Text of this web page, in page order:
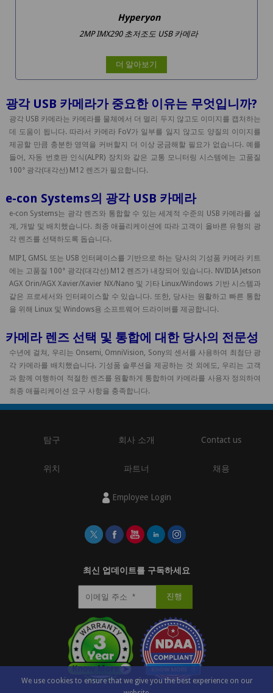
Hyperyon
2MP IMX290 초저조도 USB 카메라
더 알아보기
광각 USB 카메라가 중요한 이유는 무엇입니까?
광각 USB 카메라는 카메라를 물체에서 더 멀리 두지 않고도 이미지를 캡처하는
데 도움이 됩니다. 따라서 카메라 FoV가 일부를 잃지 않고도 양질의 이미지를
제공할 만큼 충분한 영역을 커버할지 더 이상 궁금해할 필요가 없습니다. 예를
들어, 자동 번호판 인식(ALPR) 장치와 같은 교통 모니터링 시스템에는 고품질
100° 광각(대각선) M12 렌즈가 필요합니다.
e-con Systems의 광각 USB 카메라
e-con Systems는 광각 렌즈와 통합할 수 있는 세계적 수준의 USB 카메라를 설
계, 개발 및 배치했습니다. 최종 애플리케이션에 따라 고객이 올바른 유형의 광
각 렌즈를 선택하도록 돕습니다.
MIPI, GMSL 또는 USB 인터페이스를 기반으로 하는 당사의 기성품 카메라 키트
에는 고품질 100° 광각(대각선) M12 렌즈가 내장되어 있습니다. NVIDIA Jetson
AGX Orin/AGX Xavier/Xavier NX/Nano 및 기타 Linux/Windows 기반 시스템과
같은 프로세서와 인터페이스할 수 있습니다. 또한, 당사는 원활하고 빠른 통합
을 위해 Linux 및 Windows용 소프트웨어 드라이버를 제공합니다.
카메라 렌즈 선택 및 통합에 대한 당사의 전문성
수년에 걸쳐, 우리는 Onsemi, OmniVision, Sony의 센서를 사용하여 최첨단 광
각 카메라를 배치했습니다. 기성품 솔루션을 제공하는 것 외에도, 우리는 고객
과 함께 여행하여 적절한 렌즈를 원활하게 통합하여 카메라를 사용자 정의하여
최종 애플리케이션 요구 사항을 충족합니다.
탐구 회사 소개 Contact us
위치 파트너 채용
Employee Login
최신 업데이트를 구독하세요
We use cookies to ensure that we give you the best experience on our